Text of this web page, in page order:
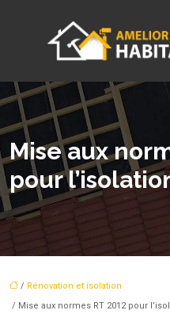
Mise aux
pour
/ Rénovation et isolation
/ Mise aux normes RT 2012 pour